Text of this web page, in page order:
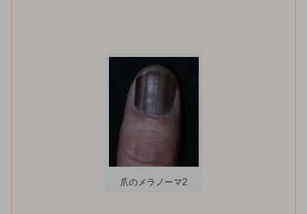
爪のメラノーマ2